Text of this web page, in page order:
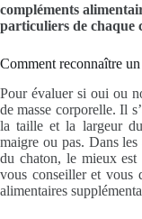
compléments
particuliers de chaque
Comment reconnaître
Pour évaluer si oui ou
de masse corporelle. Il
la taille et la largeur
maigre ou pas. Dans les
du chaton, le mieux est
vous conseiller et vous
alimentaires